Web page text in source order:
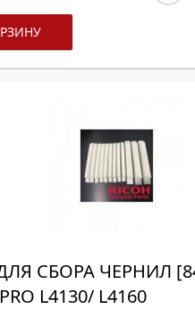
СБОРА ЧЕРНИЛ
L4130/ L4160